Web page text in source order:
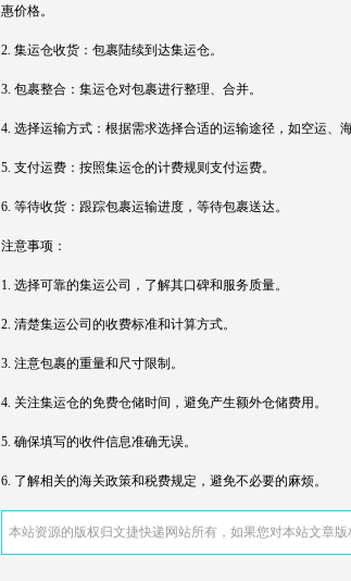
惠价格。
2. 集运仓收货：包裹陆续到达集运仓。
3. 包裹整合：集运仓对包裹进行整理、合并。
4. 选择运输方式：根据需求选择合适的运输途径，如空运、海
5. 支付运费：按照集运仓的计费规则支付运费。
6. 等待收货：跟踪包裹运输进度，等待包裹送达。
注意事项：
1. 选择可靠的集运公司，了解其口碑和服务质量。
2. 清楚集运公司的收费标准和计算方式。
3. 注意包裹的重量和尺寸限制。
4. 关注集运仓的免费仓储时间，避免产生额外仓储费用。
5. 确保填写的收件信息准确无误。
6. 了解相关的海关政策和税费规定，避免不必要的麻烦。
本站资源的版权归文捷快递网站所有，如果您对本站文章